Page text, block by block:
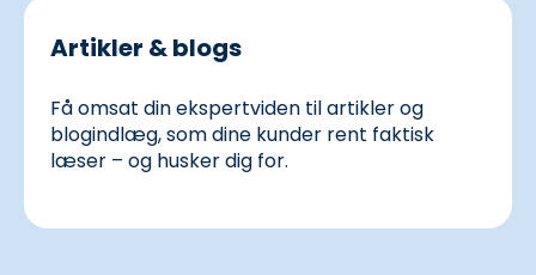
Artikler & blogs
Få omsat din ekspertviden til artikler og
blogindlæg, som dine kunder rent faktisk
læser – og husker dig for.